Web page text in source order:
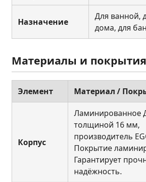
Назначение
Для ванной,
дома, для
Материалы и покрытия
Элемент Материал /
Корпус
Ламинированное
толщиной 16 мм,
производитель
Покрытие
Гарантирует
надёжность.